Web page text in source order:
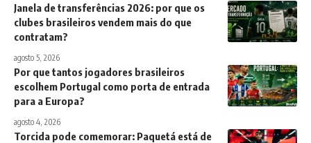
Janela de transferências 2026: por que os
clubes brasileiros vendem mais do que
contratam?
agosto 5, 2026
Por que tantos jogadores brasileiros
escolhem Portugal como porta de entrada
para a Europa?
agosto 4, 2026
Torcida pode comemorar: Paquetá está de